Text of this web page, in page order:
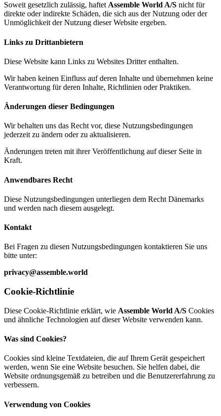
Soweit gesetzlich zulässig, haftet Assemble World A/S nicht für
direkte oder indirekte Schäden, die sich aus der Nutzung oder der
Unmöglichkeit der Nutzung dieser Website ergeben.
Links zu Drittanbietern
Diese Website kann Links zu Websites Dritter enthalten.
Wir haben keinen Einfluss auf deren Inhalte und übernehmen keine
Verantwortung für deren Inhalte, Richtlinien oder Praktiken.
Änderungen dieser Bedingungen
Wir behalten uns das Recht vor, diese Nutzungsbedingungen
jederzeit zu ändern oder zu aktualisieren.
Änderungen treten mit ihrer Veröffentlichung auf dieser Seite in
Kraft.
Anwendbares Recht
Diese Nutzungsbedingungen unterliegen dem Recht Dänemarks
und werden nach diesem ausgelegt.
Kontakt
Bei Fragen zu diesen Nutzungsbedingungen kontaktieren Sie uns
bitte unter:
privacy@assemble.world
Cookie-Richtlinie
Diese Cookie-Richtlinie erklärt, wie Assemble World A/S Cookies
und ähnliche Technologien auf dieser Website verwenden kann.
Was sind Cookies?
Cookies sind kleine Textdateien, die auf Ihrem Gerät gespeichert
werden, wenn Sie eine Website besuchen. Sie helfen dabei, die
Website ordnungsgemäß zu betreiben und die Benutzererfahrung zu
verbessern.
Verwendung von Cookies